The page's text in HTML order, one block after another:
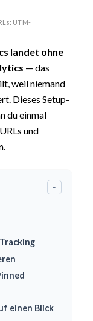
UTM-
landet ohne
— das
weil niemand
Dieses Setup-
du einmal
und
-
einen Blick